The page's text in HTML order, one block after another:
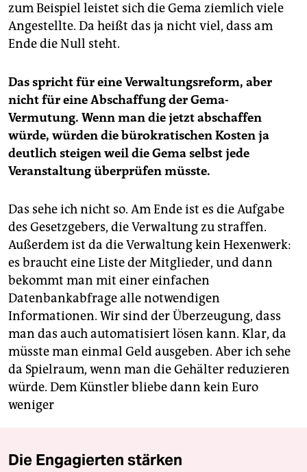
zum Beispiel leistet sich die Gema ziemlich viele
Angestellte. Da heißt das ja nicht viel, dass am
Ende die Null steht.
Das spricht für eine Verwaltungsreform, aber
nicht für eine Abschaffung der Gema-
Vermutung. Wenn man die jetzt abschaffen
würde, würden die bürokratischen Kosten ja
deutlich steigen weildie Gema selbst jede
Veranstaltung überprüfen müsste.
Das sehe ich nicht so. Am Ende ist es die Aufgabe
des Gesetzgebers, die Verwaltung zu straffen.
Außerdem ist da die Verwaltung kein Hexenwerk:
es braucht eine Liste der Mitglieder, und dann
bekommt man mit einer einfachen
Datenbankabfrage alle notwendigen
Informationen. Wir sind der Überzeugung, dass
man das auch automatisiert lösen kann. Klar, da
müsste man einmal Geld ausgeben. Aber ich sehe
da Spielraum, wenn man die Gehälter reduzieren
würde. Dem Künstler bliebe dann kein Euro
weniger
Die Engagierten stärken